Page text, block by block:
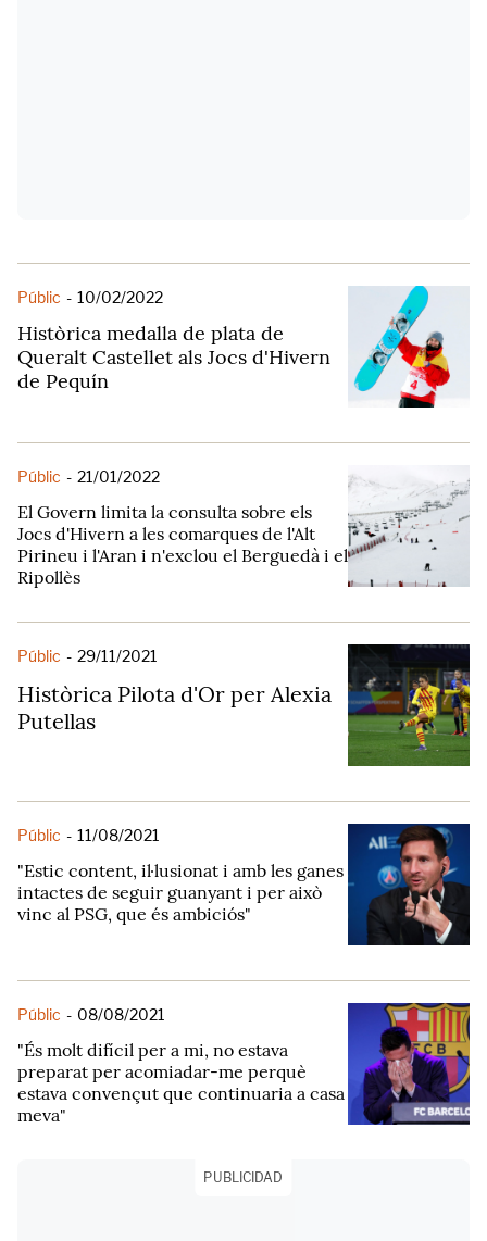
Públic - 10/02/2022
Històrica medalla de plata de
Queralt Castellet als Jocs d'Hivern
de Pequín
Públic - 21/01/2022
El Govern limita la consulta sobre els
Jocs d'Hivern a les comarques de l'Alt
Pirineu i l'Aran i n'exclou el Berguedà i el
Ripollès
Públic - 29/11/2021
Històrica Pilota d'Or per Alexia
Putellas
Públic - 11/08/2021
"Estic content, il·lusionat i amb les ganes
intactes de seguir guanyant i per això
vinc al PSG, que és ambiciós"
Públic - 08/08/2021
"És molt difícil per a mi, no estava
preparat per acomiadar-me perquè
estava convençut que continuaria a casa
meva"
PUBLICIDAD